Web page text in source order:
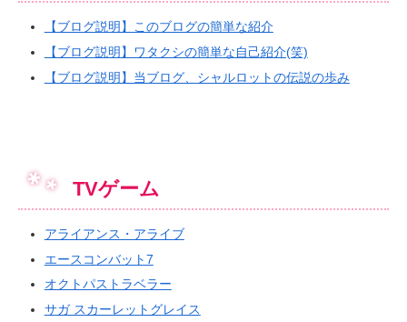
【ブログ説明】このブログの簡単な紹介
【ブログ説明】ワタクシの簡単な自己紹介(笑)
【ブログ説明】当ブログ、シャルロットの伝説の歩み
TVゲーム
アライアンス・アライブ
エースコンバット7
オクトパストラベラー
サガ スカーレットグレイス